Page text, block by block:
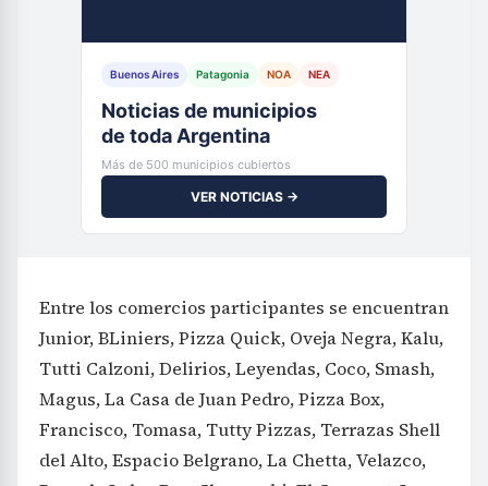
Buenos Aires Patagonia NOA NEA
Noticias de municipios
de toda Argentina
Más de 500 municipios cubiertos
VER NOTICIAS →
Entre los comercios participantes se encuentran
Junior, BLiniers, Pizza Quick, Oveja Negra, Kalu,
Tutti Calzoni, Delirios, Leyendas, Coco, Smash,
Magus, La Casa de Juan Pedro, Pizza Box,
Francisco, Tomasa, Tutty Pizzas, Terrazas Shell
del Alto, Espacio Belgrano, La Chetta, Velazco,